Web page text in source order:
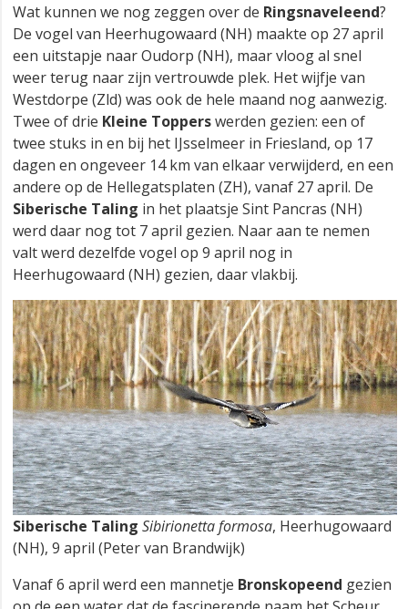
Wat kunnen we nog zeggen over de Ringsnaveleend?
De vogel van Heerhugowaard (NH) maakte op 27 april
een uitstapje naar Oudorp (NH), maar vloog al snel
weer terug naar zijn vertrouwde plek. Het wijfje van
Westdorpe (Zld) was ook de hele maand nog aanwezig.
Twee of drie Kleine Topperswerden gezien: een of
twee stuks in en bij het IJsselmeer in Friesland, op 17
dagen en ongeveer 14 km van elkaar verwijderd, en een
andere op de Hellegatsplaten (ZH), vanaf 27 april. De
Siberische Taling in het plaatsje Sint Pancras (NH)
werd daar nog tot 7 april gezien. Naar aan te nemen
valt werd dezelfde vogel op 9 april nog in
Heerhugowaard (NH) gezien, daar vlakbij.
Siberische Taling Sibirionetta formosa, Heerhugowaard
(NH), 9 april (Peter van Brandwijk)
Vanaf 6 april werd een mannetje Bronskopeend gezien